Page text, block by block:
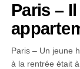
Paris –
Paris – Un jeune
à la rentrée était